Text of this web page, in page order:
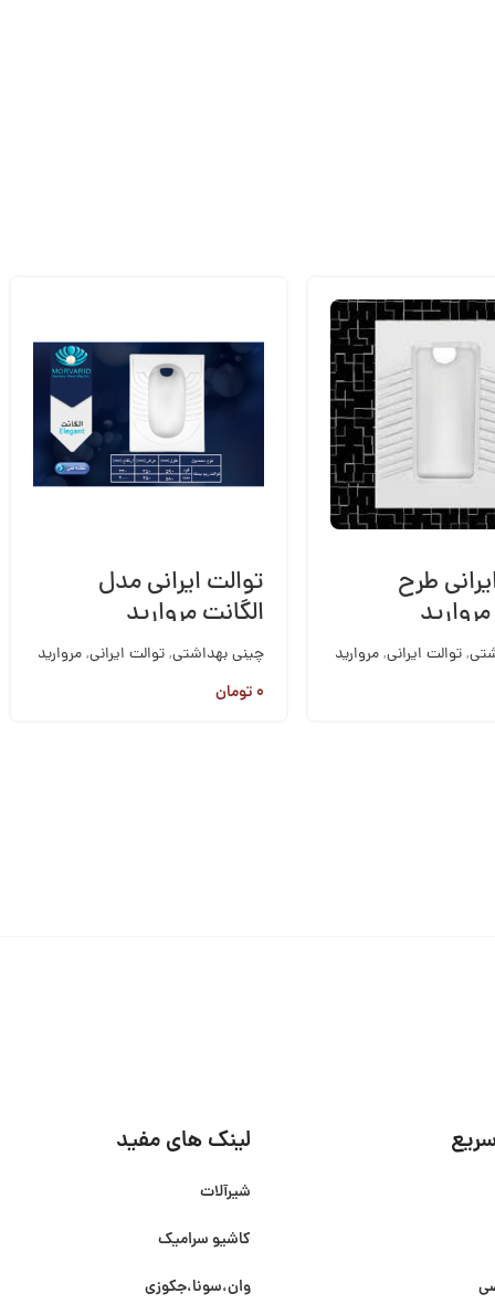
طرح
,توالت ایرانی,مروارید
توالت ایرانی مدل
الگانت مروارید
چینی بهداشتی,توالت ایرانی,مروارید
۰تومان
لینک های مفید
شیرآلات
کاشیو سرامیک
وان،سونا،جکوزی